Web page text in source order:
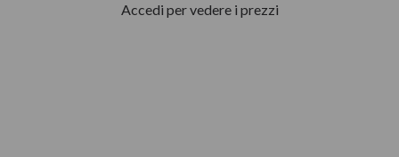
Accedi per vedere i prezzi